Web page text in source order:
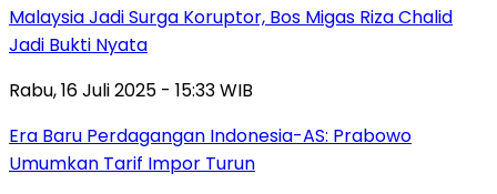
Malaysia Jadi Surga Koruptor, Bos Migas Riza Chalid
Jadi Bukti Nyata
Rabu, 16 Juli 2025 - 15:33 WIB
Era Baru Perdagangan Indonesia-AS: Prabowo
Umumkan Tarif Impor Turun